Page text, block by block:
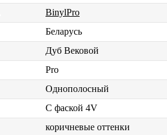
BinylPro
Беларусь
Дуб Вековой
Pro
Однополосный
С фаской 4V
коричневые оттенки